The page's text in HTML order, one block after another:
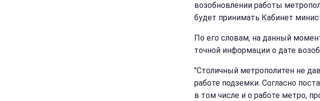
возобновлении работы
будет принимать Кабинет
По его словам, на данный
точной информации о дате
"Столичный метрополитен не
работе подземки. Согласно
в том числе и о работе метро,